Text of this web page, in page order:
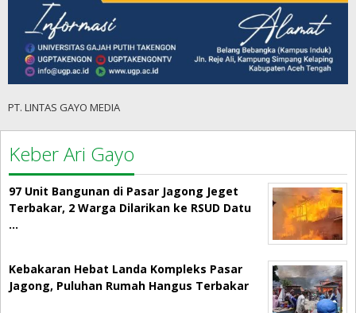
PT. LINTAS GAYO MEDIA
Keber Ari Gayo
97 Unit Bangunan di Pasar Jagong Jeget
Terbakar, 2 Warga Dilarikan ke RSUD Datu
…
Kebakaran Hebat Landa Kompleks Pasar
Jagong, Puluhan Rumah Hangus Terbakar